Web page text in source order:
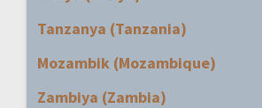
Tanzanya (Tanzania)
Mozambik (Mozambique)
Zambiya (Zambia)